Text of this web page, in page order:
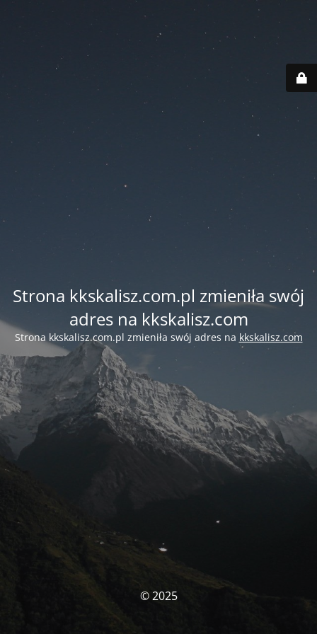
Strona kkskalisz.com.pl zmieniła swój
adres na kkskalisz.com
Strona kkskalisz.com.pl zmieniła swój adres na kkskalisz.com
© 2025